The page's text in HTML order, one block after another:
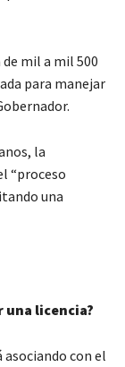
mil a mil 500
para manejar
la
“proceso
una
una licencia?
asociando con el